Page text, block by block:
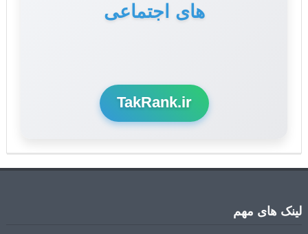
های اجتماعی
و سوشال مدیا
TakRank.ir
لینک های مهم